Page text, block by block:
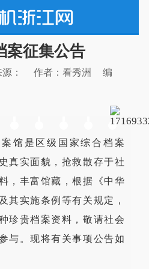
案征集公告
： 作者：看秀洲
编
馆是区级国家综合档案
真实面貌，抢救散存于社
，丰富馆藏，根据《中华
其实施条例等有关规定，
珍贵档案资料，敬请社会
与。现将有关事项公告如